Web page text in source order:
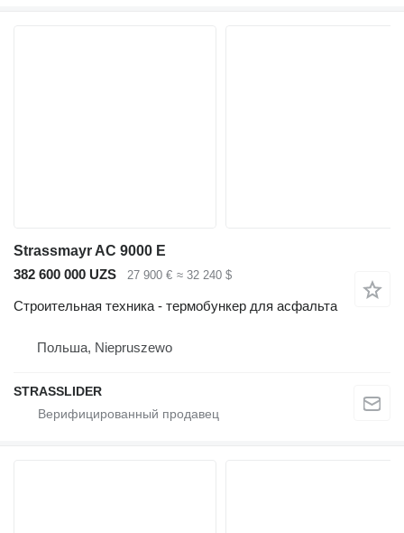
Strassmayr AC 9000 E
382 600 000 UZS
27 900 € ≈ 32 240 $
Строительная техника - термобункер для асфальта
Польша, Niepruszewo
STRASSLIDER